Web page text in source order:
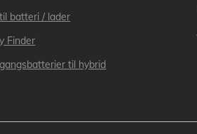
batteri / lader
Finder
til hybrid